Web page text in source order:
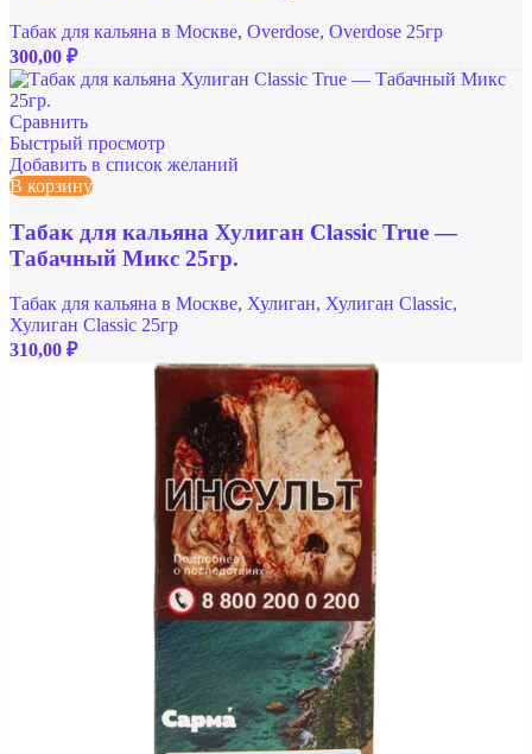
Табак для кальяна в Москве, Overdose, Overdose 25гр
300,00 ₽
Сравнить
Быстрый просмотр
Добавить в список желаний
В корзину
Табак для кальяна Хулиган Classic True —
Табачный Микс 25гр.
Табак для кальяна в Москве, Хулиган, Хулиган Classic,
Хулиган Classic 25гр
310,00 ₽